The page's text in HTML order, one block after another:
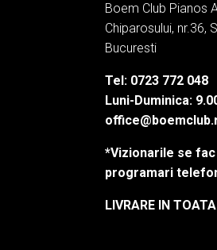
Boem Club Pianos
Chiparosului, nr.36,
Bucuresti
Tel: 0723 772 048
Luni-Duminica:
*Vizionarile se fac
programari
LIVRARE IN